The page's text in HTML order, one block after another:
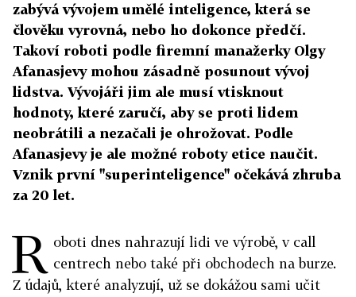
zabývá vývojem umělé inteligence, která se
člověku vyrovná, nebo ho dokonce předčí.
Takoví roboti podle firemní manažerky Olgy
Afanasjevy mohou zásadně posunout vývoj
lidstva. Vývojáři jim ale musí vtisknout
hodnoty, které zaručí, aby se proti lidem
neobrátili a nezačali je ohrožovat. Podle
Afanasjevy je ale možné roboty etice naučit.
Vznik první "superinteligence" očekává zhruba
za 20 let.
R oboti dnes nahrazují lidi ve výrobě, v call
centrech nebo také při obchodech na burze.
Z údajů, které analyzují, už se dokážou sami učit